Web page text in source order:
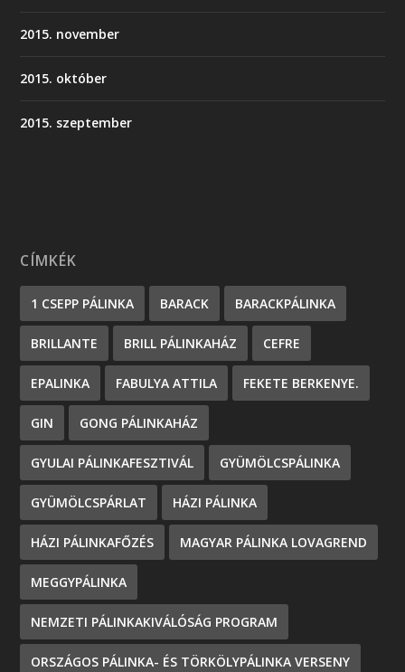
2015. november
2015. október
2015. szeptember
CÍMKÉK
1 CSEPP PÁLINKA BARACK BARACKPÁLINKA
BRILLANTE BRILL PÁLINKAHÁZ CEFRE
EPALINKA FABULYA ATTILA FEKETE BERKENYE.
GIN GONG PÁLINKAHÁZ
GYULAI PÁLINKAFESZTIVÁL GYÜMÖLCSPÁLINKA
GYÜMÖLCSPÁRLAT HÁZI PÁLINKA
HÁZI PÁLINKAFŐZÉS MAGYAR PÁLINKA LOVAGREND
MEGGYPÁLINKA
NEMZETI PÁLINKAKIVÁLÓSÁG PROGRAM
ORSZÁGOS PÁLINKA- ÉS TÖRKÖLYPÁLINKA VERSENY